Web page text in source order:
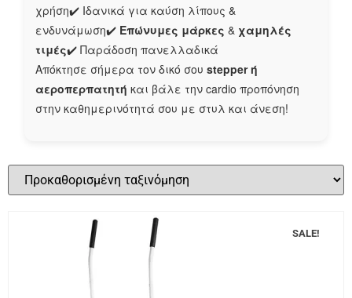
χρήση✔️ Ιδανικά για καύση λίπους &
ενδυνάμωση✔️ Επώνυμες μάρκες & χαμηλές
τιμές✔️ Παράδοση πανελλαδικά
Απόκτησε σήμερα τον δικό σουstepper ή
αεροπερπατητή και βάλε την cardio προπόνηση
στην καθημερινότητά σου με στυλ και άνεση!
SALE!